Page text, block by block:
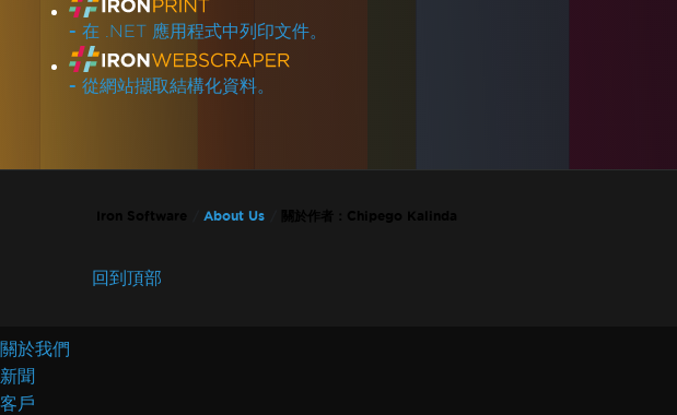
- 在 .NET 應用程式中列印文件。
- 從網站擷取結構化資料。
Iron Software About Us 關於作者：Chipego Kalinda
回到頂部
關於我們
新聞
客戶